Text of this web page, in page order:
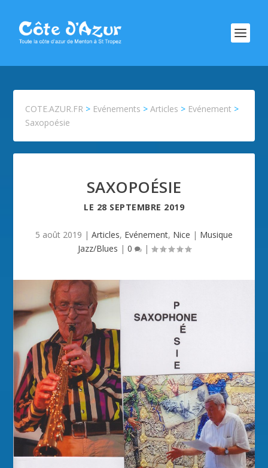
COTE.AZUR.FR > Evénements >Articles > Evénement >
Saxopoésie
SAXOPOÉSIE
LE 28 SEPTEMBRE 2019
5 août 2019 | Articles, Evénement, Nice | Musique
Jazz/Blues | 0 |